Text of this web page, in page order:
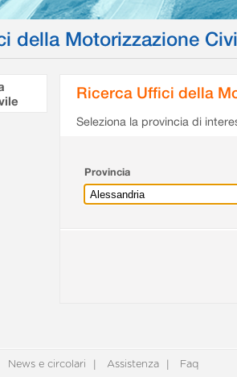
della Motorizzazione
Ricerca Uffici della
Seleziona la provincia di
Provincia
News e circolari Assistenza Faq